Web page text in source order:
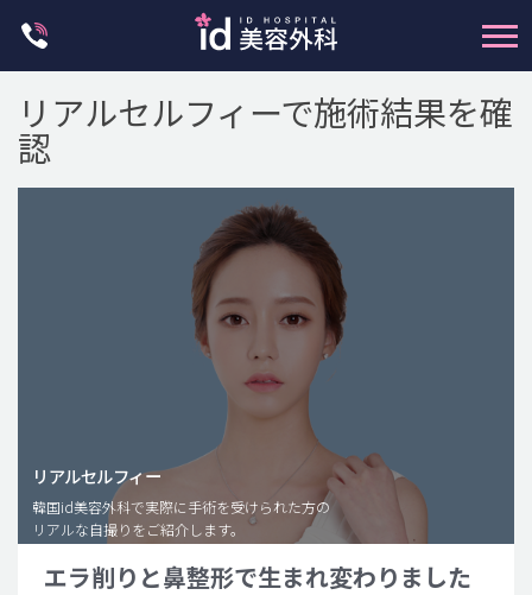
豊胸手術・バストアップ
プチ整形
脂肪吸引 (大容量)
リアルセルフィーで施術結果を確
認
リアルセルフィー
韓国id美容外科で実際に手術を受けられた方の
リアルな自撮りをご紹介します。
エラ削りと鼻整形で生まれ変わりました